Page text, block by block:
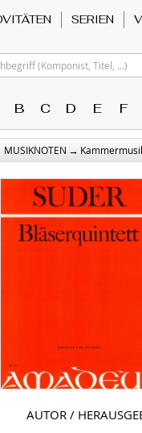
SERIEN
(Komponist, Titel, ...)
B C D E F
MUSIKNOTEN →
AUTOR /